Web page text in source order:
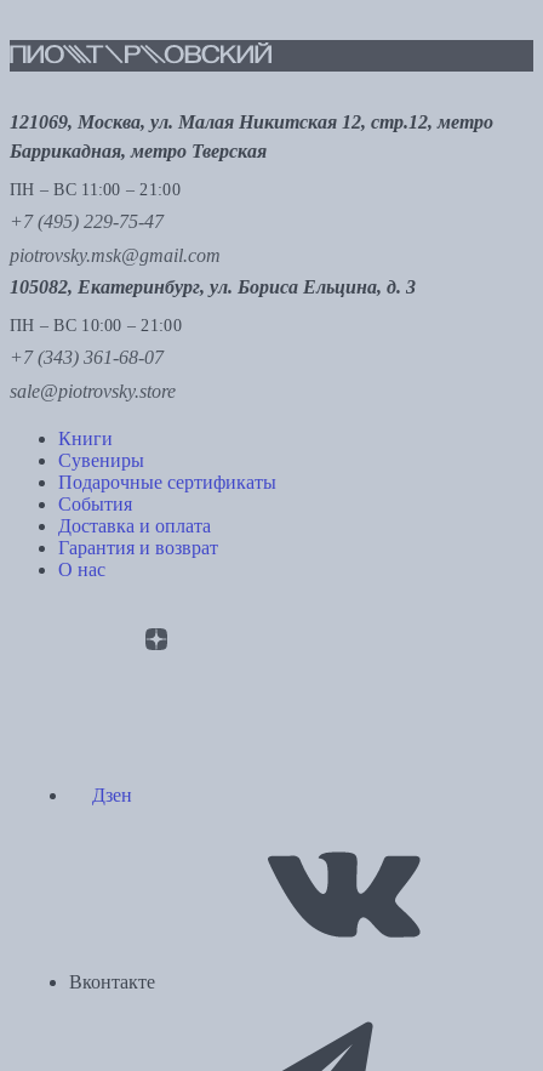
121069, Москва, ул. Малая Никитская 12, стр.12, метро
Баррикадная, метро Тверская
ПН – ВС 11:00 – 21:00
+7 (495) 229-75-47
piotrovsky.msk@gmail.com
105082, Екатеринбург, ул. Бориса Ельцина, д. 3
ПН – ВС 10:00 – 21:00
+7 (343) 361-68-07
sale@piotrovsky.store
Книги
Сувениры
Подарочные сертификаты
События
Доставка и оплата
Гарантия и возврат
О нас
Дзен
Вконтакте